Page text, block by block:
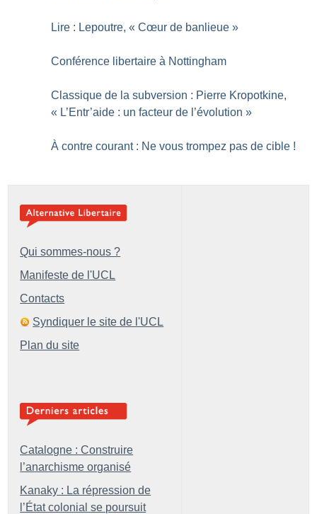
Lire : Lepoutre, « Cœur de banlieue »
Conférence libertaire à Nottingham
Classique de la subversion : Pierre Kropotkine,
« L’Entr’aide : un facteur de l’évolution »
À contre courant : Ne vous trompez pas de cible !
Qui sommes-nous ?
Manifeste de l'UCL
Contacts
Syndiquer le site de l'UCL
Plan du site
Catalogne : Construire
l’anarchisme organisé
Kanaky : La répression de
l’État colonial se poursuit